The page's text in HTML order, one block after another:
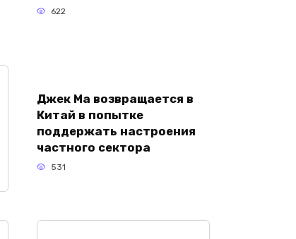
622
Джек Ма возвращается в
Китай в попытке
поддержать настроения
частного сектора
531